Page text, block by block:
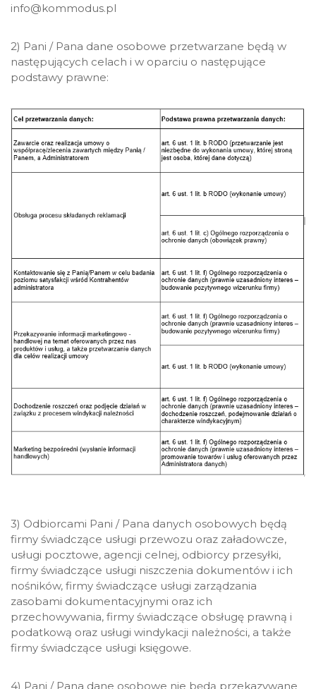
info@kommodus.pl
2) Pani / Pana dane osobowe przetwarzane będą w
następujących celach i w oparciu o następujące
podstawy prawne:
3) Odbiorcami Pani / Pana danych osobowych będą
firmy świadczące usługi przewozu oraz załadowcze,
usługi pocztowe, agencji celnej, odbiorcy przesyłki,
firmy świadczące usługi niszczenia dokumentów i ich
nośników, firmy świadczące usługi zarządzania
zasobami dokumentacyjnymi oraz ich
przechowywania, firmy świadczące obsługę prawną i
podatkową oraz usługi windykacji należności, a także
firmy świadczące usługi księgowe.
4) Pani / Pana dane osobowe nie będą przekazywane